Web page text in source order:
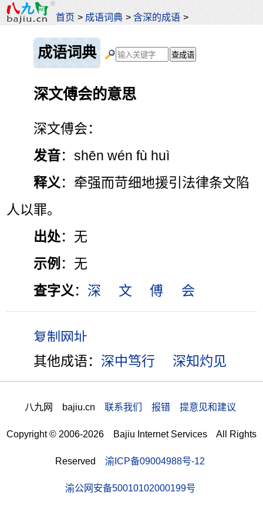
首页 > 成语词典 >含深的成语 >
成语词典
深文傅会的意思
深文傅会：
发音：shēn wén fù huì
释义 ：牵强而苛细地援引法律条文陷
人以罪。
出处：无
示例 ：无
查字义 ： 深 文 傅 会
其他成语： 深中笃行 深知灼见
八九网 bajiu.cn 联系我们 报错 提意见和建议
Copyright © 2006-2026 Bajiu Internet Services All Rights
Reserved 渝ICP备09004988号-12
渝公网安备50010102000199号